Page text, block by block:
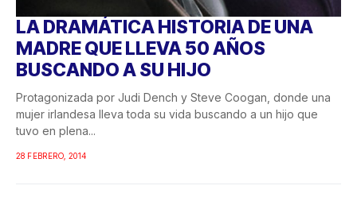
LA DRAMÁTICA HISTORIA DE UNA
MADRE QUE LLEVA 50 AÑOS
BUSCANDO A SU HIJO
Protagonizada por Judi Dench y Steve Coogan, donde una
mujer irlandesa lleva toda su vida buscando a un hijo que
tuvo en plena...
28 FEBRERO, 2014